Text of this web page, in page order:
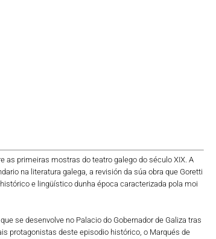
as primeiras mostras do teatro galego do século XIX. A
na literatura galega, a revisión da súa obra que Goretti
e lingüístico dunha época caracterizada pola moi
se desenvolve no Palacio do Gobernador de Galiza tras
protagonistas deste episodio histórico, o Marqués de